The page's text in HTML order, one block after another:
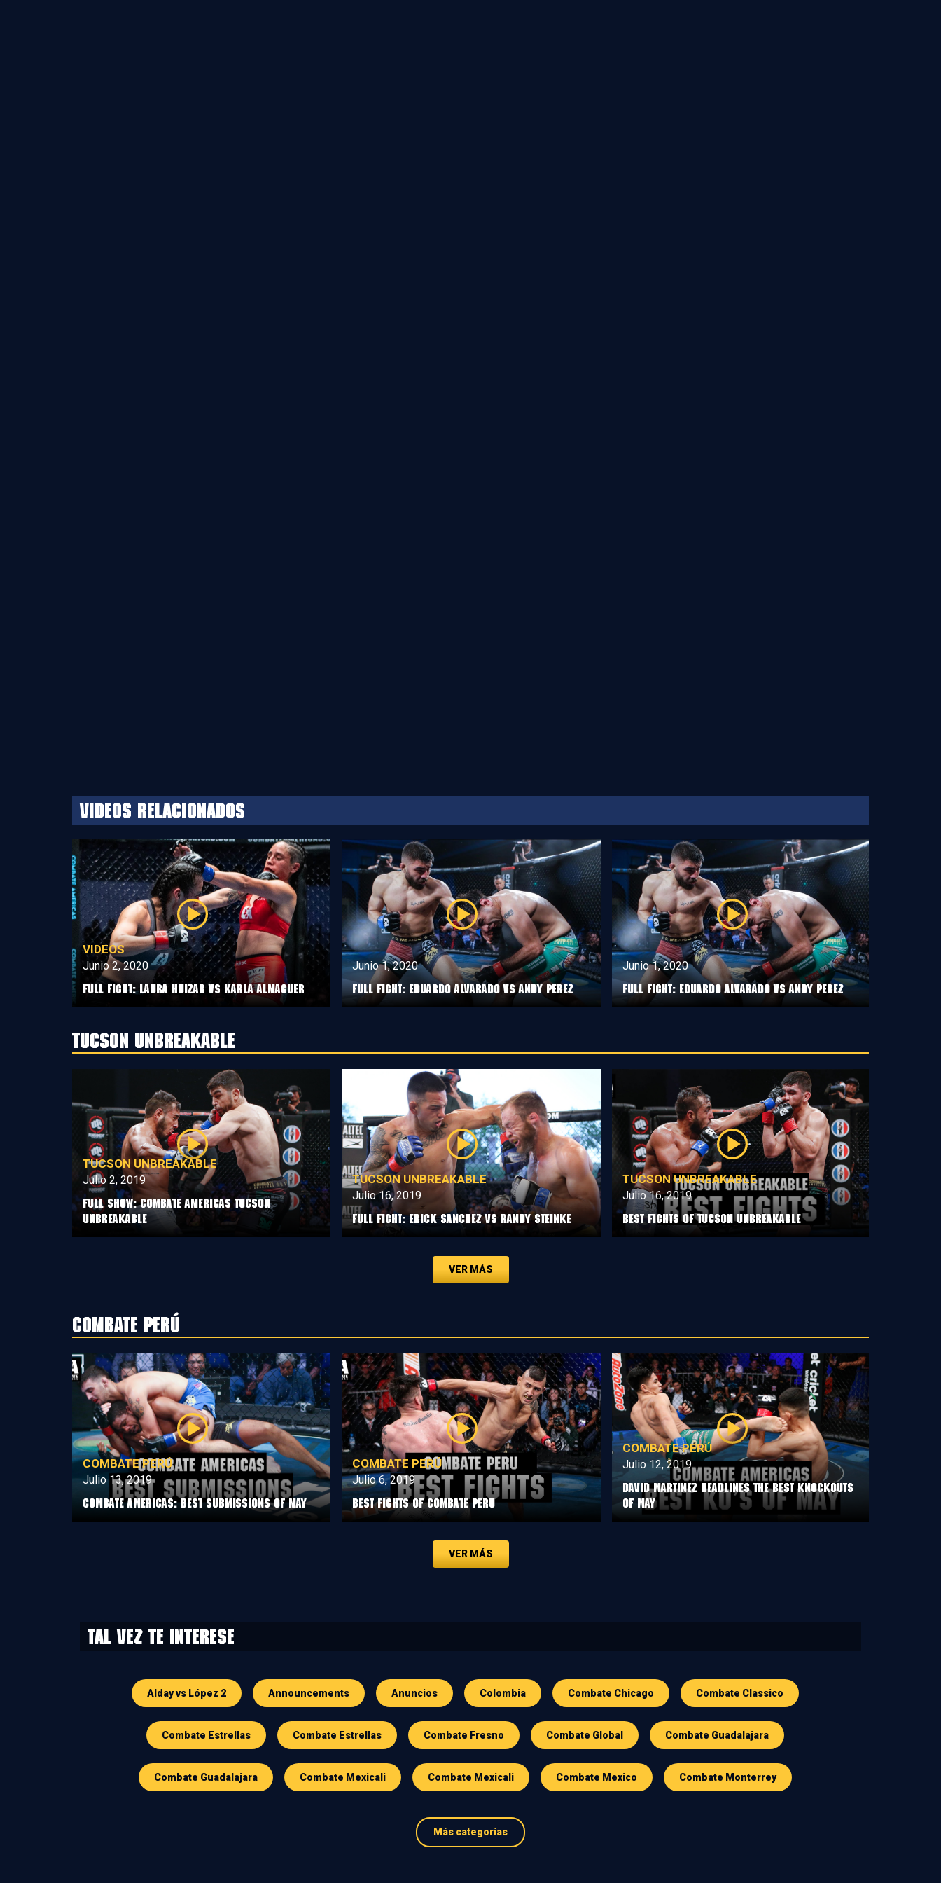
Videos relacionados
VIDEOS
Junio 2, 2020
Full Fight: Laura Huizar vs Karla Almaguer
Junio 1, 2020
Full Fight: Eduardo Alvarado vs Andy Perez
Junio 1, 2020
Full Fight: Eduardo Alvarado vs Andy Perez
Tucson Unbreakable
TUCSON UNBREAKABLE
Julio 2, 2019
Full Show: Combate Americas Tucson
Unbreakable
TUCSON UNBREAKABLE
Julio 16, 2019
Full Fight: Erick Sanchez vs Randy Steinke
TUCSON UNBREAKABLE
Julio 16, 2019
Best Fights of Tucson Unbreakable
VER MÁS
Combate Perú
COMBATE PERÚ
Julio 13, 2019
Combate Americas: Best Submissions Of May
COMBATE PERÚ
Julio 6, 2019
Best Fights of Combate Peru
COMBATE PERÚ
Julio 12, 2019
David Martinez Headlines The Best Knockouts
Of May
VER MÁS
Tal vez te interese
Alday vs López 2 Announcements Anuncios Colombia Combate Chicago Combate Classico
Combate Estrellas Combate Estrellas Combate Fresno Combate Global Combate Guadalajara
Combate Guadalajara Combate Mexicali Combate Mexicali Combate Mexico Combate Monterrey
Más categorías